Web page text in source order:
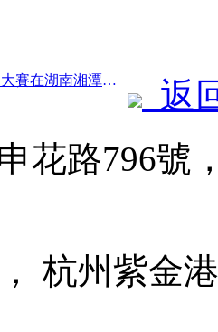
前一篇：中國旅游商品大賽在湖南湘潭成功舉辦
返
花路796號
， 杭州紫